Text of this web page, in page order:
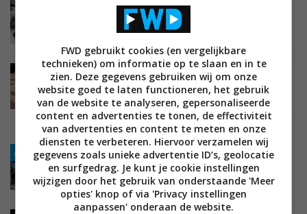
CREATE FILMCAMERA'S
30 OKTOBER 2024
Review: FUJIFILM X-T50 – 40MP en
REVIEWS CREATE FILMCAMERA'S 16 OKTOBER 2024
Review: Panasonic Lumix GH7 – Wordt de
middenklasse camcorder overbodig?
ADV EVENEMENT GESPONSORD CREATE
FILMCAMERA'S
FOTOCAMERA'S
09 OKTOBER 2024
Cameranu Rotterdam: De foto- en video-
community voor hobbyist en professional
FWD gebruikt cookies (en vergelijkbare
technieken) om informatie op te slaan en in te
zien. Deze gegevens gebruiken wij om onze
website goed te laten functioneren, het gebruik
van de website te analyseren, gepersonaliseerde
content en advertenties te tonen, de effectiviteit
van advertenties en content te meten en onze
diensten te verbeteren. Hiervoor verzamelen wij
gegevens zoals unieke advertentie ID’s, geolocatie
en surfgedrag. Je kunt je cookie instellingen
wijzigen door het gebruik van onderstaande 'Meer
opties' knop of via 'Privacy instellingen
aanpassen' onderaan de website.